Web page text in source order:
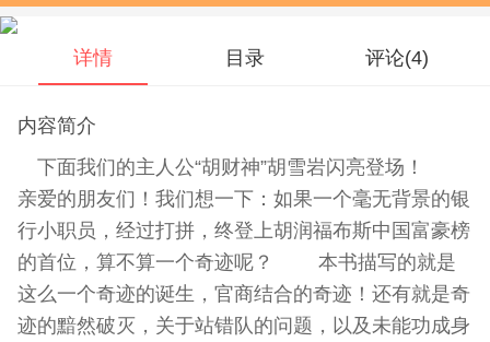
详情 目录 评论(4)
内容简介
下面我们的主人公“胡财神”胡雪岩闪亮登场！
亲爱的朋友们！我们想一下：如果一个毫无背景的银
行小职员，经过打拼，终登上胡润福布斯中国富豪榜
的首位，算不算一个奇迹呢？ 本书描写的就是
这么一个奇迹的诞生，官商结合的奇迹！还有就是奇
迹的黯然破灭，关于站错队的问题，以及未能功成身